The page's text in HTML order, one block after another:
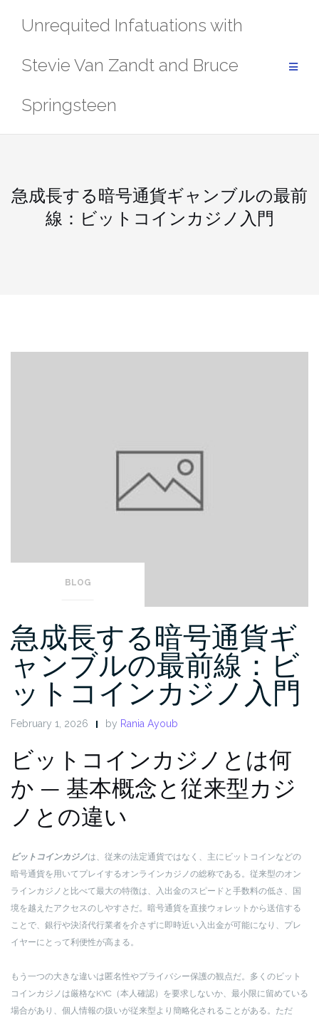
Unrequited Infatuations with
Stevie Van Zandt and Bruce
Springsteen
急成長する暗号通貨ギャンブルの最前
線：ビットコインカジノ入門
BLOG
急成長する暗号通貨ギ
ャンブルの最前線：ビ
ットコインカジノ入門
February 1, 2026 by Rania Ayoub
ビットコインカジノとは何
か — 基本概念と従来型カジ
ノとの違い
ビットコインカジノは、従来の法定通貨ではなく、主にビットコインなどの
暗号通貨を用いてプレイするオンラインカジノの総称である。従来型のオン
ラインカジノと比べて最大の特徴は、入出金のスピードと手数料の低さ、国
境を越えたアクセスのしやすさだ。暗号通貨を直接ウォレットから送信する
ことで、銀行や決済代行業者を介さずに即時近い入出金が可能になり、プレ
イヤーにとって利便性が高まる。
もう一つの大きな違いは匿名性やプライバシー保護の観点だ。多くのビット
コインカジノは厳格なKYC（本人確認）を要求しないか、最小限に留めている
場合があり、個人情報の扱いが従来型より簡略化されることがある。ただ